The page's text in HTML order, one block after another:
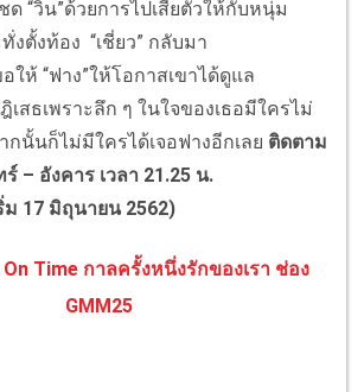
ด “วิน”ด้วยการไปเสียตัวให้กับหนุ่ม
งตั้งท้อง “เชี่ยว” กลับมา
ให้ “ฟาง”ให้โอกาสเขาได้ดูแล
เสธเพราะลึก ๆ ในใจของเธอมีใครไม่
กนั้นก็ไม่มีใครได้เจอฟางอีกเลย ติดตาม
ร์ – อังคาร เวลา 21.25 น.
ม 17 มิถุนายน 2562)
On Time กาลครั้งหนึ่งรักของเรา ช่อง
GMM25